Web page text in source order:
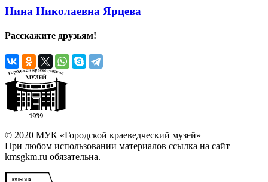
Нина Николаевна Ярцева
Расскажите друзьям!
© 2020 МУК «Городской краеведческий музей»
При любом использовании материалов ссылка на сайт
kmsgkm.ru обязательна.